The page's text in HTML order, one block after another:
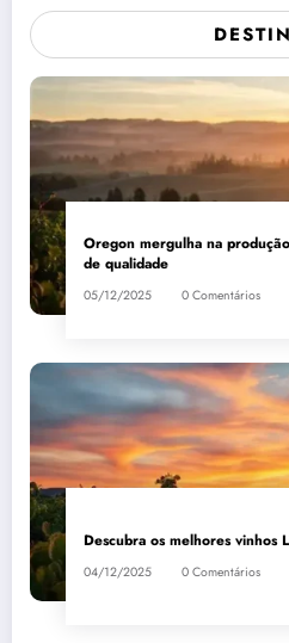
Oregon mergulha na
de qualidade
05/12/2025 0 Comentários
Descubra os melhores vinhos
04/12/2025 0 Comentários